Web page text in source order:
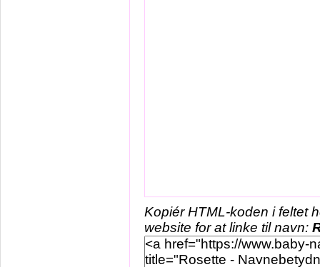
Kopiér HTML-koden i feltet
website for at linke til navn: